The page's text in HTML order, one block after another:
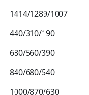
1414/1289/1007
440/310/190
680/560/390
840/680/540
1000/870/630